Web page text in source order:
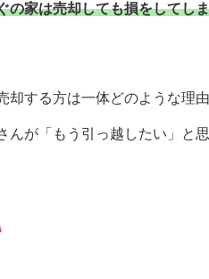
の家は売却しても損をしてし
却する方は一体どのような理
んが「もう引っ越したい」と